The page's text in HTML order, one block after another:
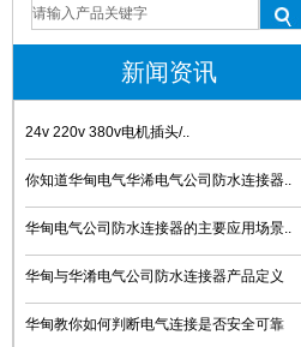
新闻资讯
24v 220v 380v电机插头/..
你知道华甸电气华浠电气公司防水连接器..
华甸电气公司防水连接器的主要应用场景..
华甸与华淆电气公司防水连接器产品定义
华甸教你如何判断电气连接是否安全可靠